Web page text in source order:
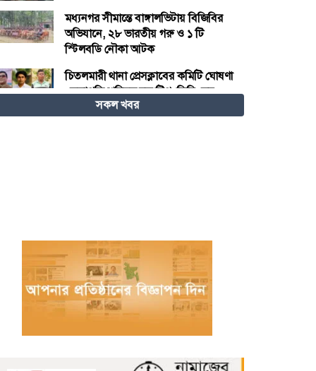
মধ্যনগর সীমান্তে বাঙ্গালভিটায় বিজিবির
অভিযানে, ২৮ ভারতীয় গরু ও ১ টি
স্টিলবডি নৌকা আটক
চিতলমারী থানা প্রেসক্লাবের কমিটি ঘোষণা
: সভাপতি শহিদুল হক টিপু, সিনি: সহ
সভাপতি মো: আজাদ খান, সাধারণ
খুলনার রূপসায় অভিযান চালিয়ে ১০
কেজি গাঁজাসহ দুইজন মাদক ব্যবসায়ীকে
গ্রেফতার করেছে র‍্যাব-৬
নওগাঁয় পানিতে ডুবে নবদম্পতির মৃত্যু,
সিকিউরিটি ক্লাব গঠনের ঘোষণা জাতীয়
সকল খবর